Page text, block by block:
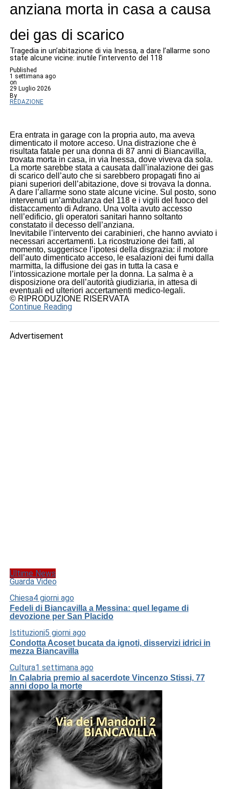
anziana morta in casa a causa
dei gas di scarico
Tragedia in un’abitazione di via Inessa, a dare l’allarme sono
state alcune vicine: inutile l’intervento del 118
Published
1 settimana ago
on
29 Luglio 2026
By
REDAZIONE
Era entrata in garage con la propria auto, ma aveva
dimenticato il motore acceso. Una distrazione che è
risultata fatale per una donna di 87 anni di Biancavilla,
trovata morta in casa, in via Inessa, dove viveva da sola.
La morte sarebbe stata a causata dall’inalazione dei gas
di scarico dell’auto che si sarebbero propagati fino ai
piani superiori dell’abitazione, dove si trovava la donna.
A dare l’allarme sono state alcune vicine. Sul posto, sono
intervenuti un’ambulanza del 118 e i vigili del fuoco del
distaccamento di Adrano. Una volta avuto accesso
nell’edificio, gli operatori sanitari hanno soltanto
constatato il decesso dell’anziana.
Inevitabile l’intervento dei carabinieri, che hanno avviato i
necessari accertamenti. La ricostruzione dei fatti, al
momento, suggerisce l’ipotesi della disgrazia: il motore
dell’auto dimenticato acceso, le esalazioni dei fumi dalla
marmitta, la diffusione dei gas in tutta la casa e
l’intossicazione mortale per la donna. La salma è a
disposizione ora dell’autorità giudiziaria, in attesa di
eventuali ed ulteriori accertamenti medico-legali.
© RIPRODUZIONE RISERVATA
Continue Reading
Advertisement
Ultime News
Guarda Video
Chiesa4 giorni ago
Fedeli di Biancavilla a Messina: quel legame di
devozione per San Placido
Istituzioni5 giorni ago
Condotta Acoset bucata da ignoti, disservizi idrici in
mezza Biancavilla
Cultura1 settimana ago
In Calabria premio al sacerdote Vincenzo Stissi, 77
anni dopo la morte